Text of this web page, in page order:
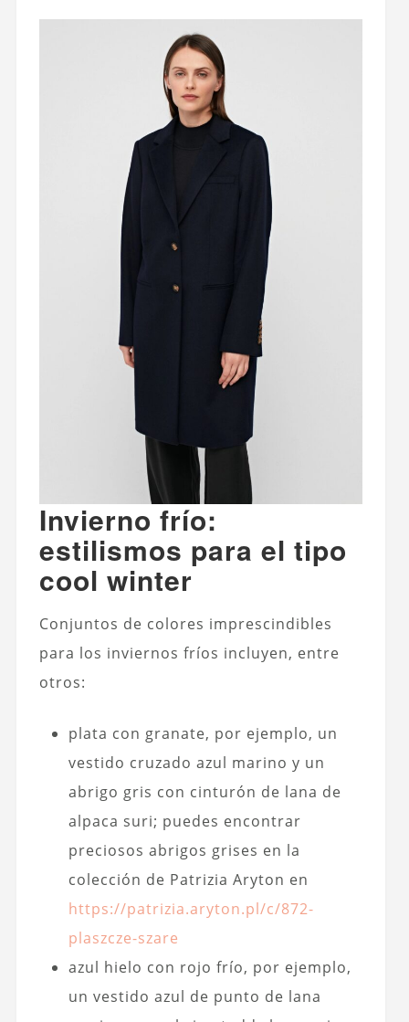
Invierno frío:
estilismos para el tipo
cool winter
Conjuntos de colores imprescindibles
para los inviernos fríos incluyen, entre
otros:
plata con granate, por ejemplo, un
vestido cruzado azul marino y un
abrigo gris con cinturón de lana de
alpaca suri; puedes encontrar
preciosos abrigos grises en la
colección de Patrizia Aryton en
https://patrizia.aryton.pl/c/872-
plaszcze-szare
azul hielo con rojo frío, por ejemplo,
un vestido azul de punto de lana